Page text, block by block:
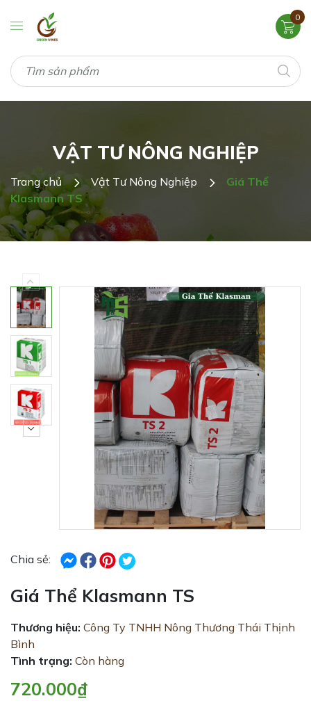
0
VẬT TƯ NÔNG NGHIỆP
Trang chủ Vật Tư Nông Nghiệp
Giá Thể
Klasmann TS
Chia sẻ:
Giá Thể Klasmann TS
Thương hiệu: Công Ty TNHH Nông Thương Thái Thịnh
Bình
Tình trạng: Còn hàng
720.000₫